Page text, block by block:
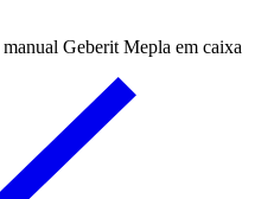
Geberit Mepla em caixa